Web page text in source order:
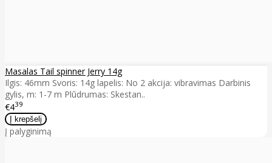
Masalas Tail spinner Jerry 14g
Ilgis: 46mm Svoris: 14g lapelis: No 2 akcija: vibravimas Darbinis
gylis, m: 1-7 m Plūdrumas: Skestan..
€439
Į palyginimą